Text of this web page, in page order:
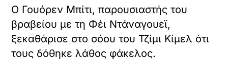
Ο Γουόρεν Μπίτι, παρουσιαστής του
βραβείου με τη Φέι Ντάναγουεϊ,
ξεκαθάρισε στο σόου του Τζίμι Κίμελ ότι
τους δόθηκε λάθος φάκελος.